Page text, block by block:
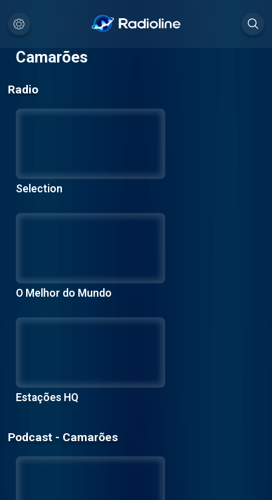
Camarões
Radio
Selection
O Melhor do Mundo
Estações HQ
Podcast - Camarões